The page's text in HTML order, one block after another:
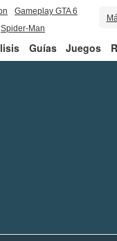
Gameplay GTA 6
Spider-Man
Guías Juegos